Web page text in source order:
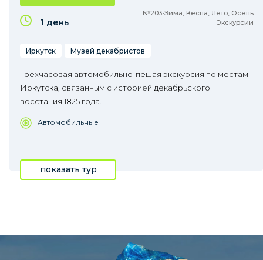
№203•Зима, Весна, Лето, Осень
Экскурсии
1 день
Иркутск Музей декабристов
Трехчасовая автомобильно-пешая экскурсия по местам
Иркутска, связанным с историей декабрьского
восстания 1825 года.
Автомобильные
показать тур